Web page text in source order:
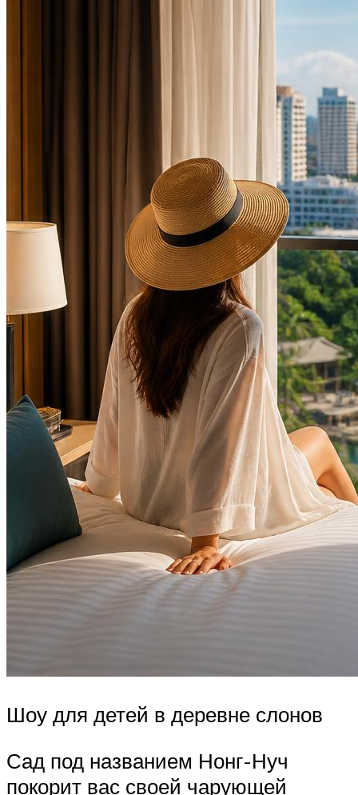
Шоу для детей в деревне слонов
Сад под названием Нонг-Нуч
покорит вас своей чарующей